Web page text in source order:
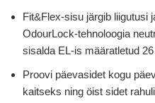
Fit&Flex-sisu järgib liigutusi
OdourLock-tehnoloogia
sisalda EL-is määratletud
Proovi päevasidet kogu
kaitseks ning öist sidet